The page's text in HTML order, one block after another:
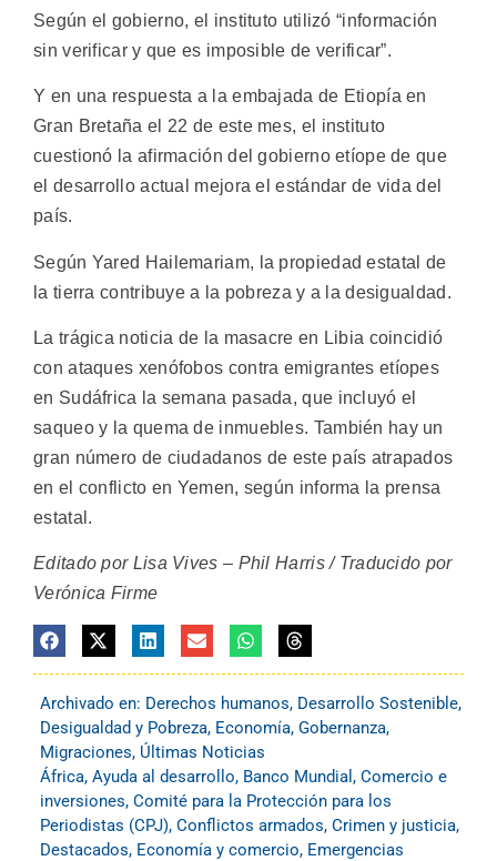
Según el gobierno, el instituto utilizó “información
sin verificar y que es imposible de verificar”.
Y en una respuesta a la embajada de Etiopía en
Gran Bretaña el 22 de este mes, el instituto
cuestionó la afirmación del gobierno etíope de que
el desarrollo actual mejora el estándar de vida del
país.
Según Yared Hailemariam, la propiedad estatal de
la tierra contribuye a la pobreza y a la desigualdad.
La trágica noticia de la masacre en Libia coincidió
con ataques xenófobos contra emigrantes etíopes
en Sudáfrica la semana pasada, que incluyó el
saqueo y la quema de inmuebles. También hay un
gran número de ciudadanos de este país atrapados
en el conflicto en Yemen, según informa la prensa
estatal.
Editado por Lisa Vives – Phil Harris / Traducido por
Verónica Firme
Archivado en: Derechos humanos, Desarrollo Sostenible,
Desigualdad y Pobreza, Economía, Gobernanza,
Migraciones, Últimas Noticias
África, Ayuda al desarrollo, Banco Mundial , Comercio e
inversiones, Comité para la Protección para los
Periodistas (CPJ), Conflictos armados, Crimen y justicia,
Destacados, Economía y comercio, Emergencias